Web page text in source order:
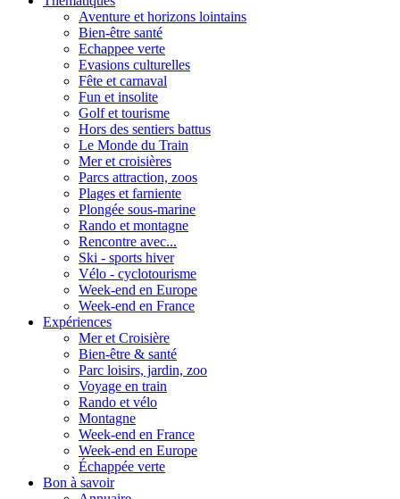
Aventure et horizons lointains
Bien-être santé
Echappee verte
Evasions culturelles
Fête et carnaval
Fun et insolite
Golf et tourisme
Hors des sentiers battus
Le Monde du Train
Mer et croisières
Parcs attraction, zoos
Plages et farniente
Plongée sous-marine
Rando et montagne
Rencontre avec...
Ski - sports hiver
Vélo - cyclotourisme
Week-end en Europe
Week-end en France
Expériences
Mer et Croisière
Bien-être & santé
Parc loisirs, jardin, zoo
Voyage en train
Rando et vélo
Montagne
Week-end en France
Week-end en Europe
Échappée verte
Bon à savoir